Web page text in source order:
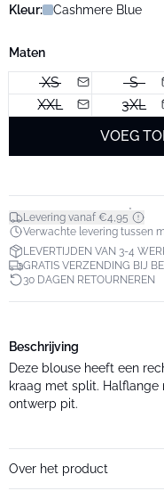
Kleur: Cashmere Blue
Maten
XS S
XXL
3XL
VOEG
Levering vanaf €4,95*
Verwachte levering tussen
LEVERTIJDEN VAN 3-4
GRATIS VERZENDING BIJ
30 DAGEN RETOURNEREN
Beschrijving
Deze blouse heeft een
kraag met split. Halflange
ontwerp pit.
Over het product